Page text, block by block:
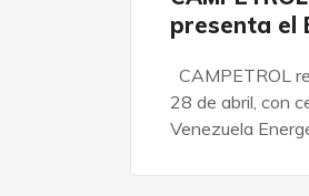
presenta el
CAMPETROL
28 de abril, con
Venezuela